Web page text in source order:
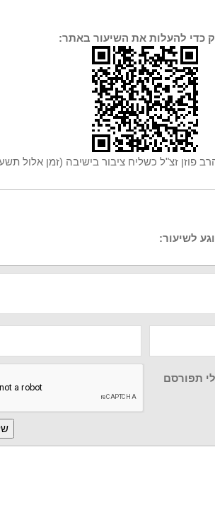
כדי להעלות את השיעור באתר:
פוזן זצ"ל כשליח ציבור בישיבה (זמן אלול
לשיעור:
תפורסם